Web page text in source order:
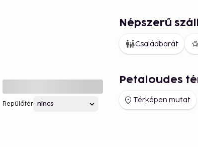
Repülőtér
Népszerű
Családbarát
Petaloudes
Térképen mutat